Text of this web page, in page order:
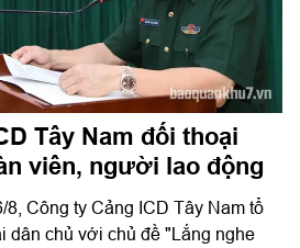
Tây Nam đối thoại
viên, người lao động
8, Công ty Cảng ICD Tây Nam tổ
dân chủ với chủ đề "Lắng nghe